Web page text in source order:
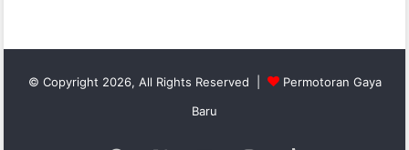
© Copyright 2026, All Rights Reserved |
Permotoran Gaya
Baru